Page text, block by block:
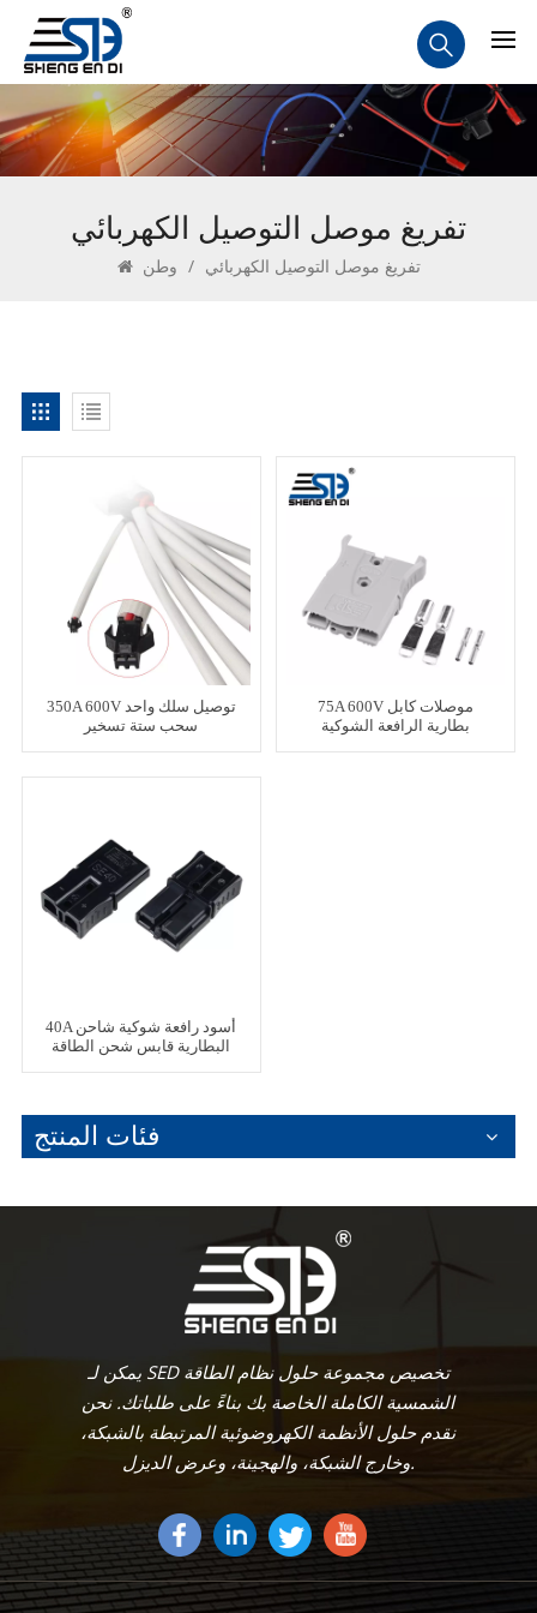
تفريغ موصل التوصيل الكهربائي
وطن / تفريغ موصل التوصيل الكهربائي
350A 600V توصيل سلك واحد
سحب ستة تسخير
75A 600V موصلات كابل
بطارية الرافعة الشوكية
40A أسود رافعة شوكية شاحن
البطارية قابس شحن الطاقة
فئات المنتج
يمكن لـ SED تخصيص مجموعة حلول نظام الطاقة
الشمسية الكاملة الخاصة بك بناءً على طلباتك. نحن
نقدم حلول الأنظمة الكهروضوئية المرتبطة بالشبكة،
وخارج الشبكة، والهجينة، وعرض الديزل.